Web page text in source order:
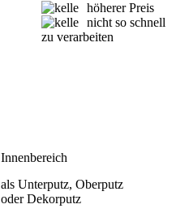
höherer Preis
nicht so schnell
zu verarbeiten
Innenbereich
als Unterputz, Oberputz
oder Dekorputz